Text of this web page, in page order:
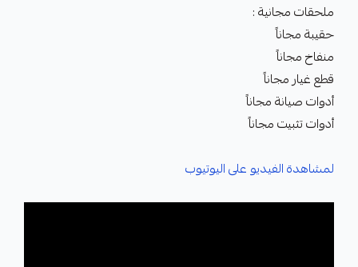
ملحقات مجانية :
حقيبة مجاناً
منفاخ مجاناً
قطع غيار مجاناً
أدوات صيانة مجاناً
أدوات تثبيت مجاناً
لمشاهدة الفيديو على اليوتيوب